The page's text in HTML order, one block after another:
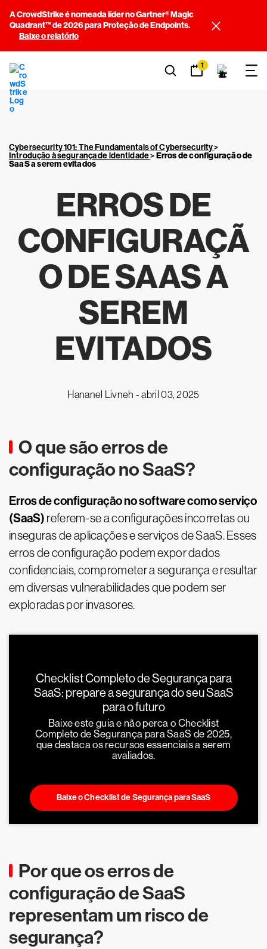
A CrowdStrike é nomeada líder no Gartner® Magic
Quadrant™ de 2026 para Proteção de Endpoints.
Baixe o relatório
1
Cybersecurity 101: The Fundamentals of Cybersecurity>
Introdução à segurança de identidade>Erros de configuração de
SaaS a serem evitados
ERROS DE
CONFIGURAÇÃ
O DE SAAS A
SEREM
EVITADOS
Hananel Livneh -abril 03, 2025
O que são erros de
configuração no SaaS?
Erros de configuração no software como serviço
(SaaS) referem-se a configurações incorretas ou
inseguras de aplicações e serviços de SaaS. Esses
erros de configuração podem expor dados
confidenciais, comprometer a segurança e resultar
em diversas vulnerabilidades que podem ser
exploradas por invasores.
Checklist Completo de Segurança para
SaaS: prepare a segurança do seu SaaS
para o futuro
Baixe este guia e não perca o Checklist
Completo de Segurança para SaaS de 2025,
que destaca os recursos essenciais a serem
avaliados.
Baixe o Checklist de Segurança para SaaS
Por que os erros de
configuração de SaaS
representam um risco de
segurança?